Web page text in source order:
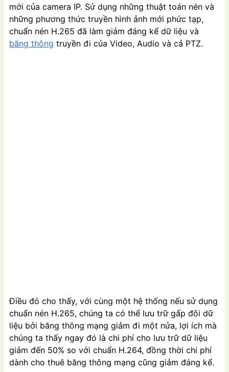
mới của camera IP. Sử dụng những thuật toán nén và
những phương thức truyền hình ảnh mới phức tạp,
chuẩn nén H.265 đã làm giảm đáng kể dữ liệu và
băng thông truyền đi của Video, Audio và cả PTZ.
Điều đó cho thấy, với cùng một hệ thống nếu sử dụng
chuẩn nén H.265, chúng ta có thể lưu trữ gấp đôi dữ
liệu bởi băng thông mạng giảm đi một nửa, lợi ích mà
chúng ta thấy ngay đó là chi phí cho lưu trữ dữ liệu
giảm đến 50% so với chuẩn H.264, đồng thời chi phí
dành cho thuê băng thông mạng cũng giảm đáng kể.